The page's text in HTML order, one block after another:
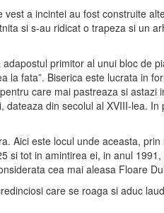
a incintei au fost construite
si s-au ridicat o trapeza si un
primitor al unui bloc de
la fata”. Biserica este lucrata in
care mai pastreaza si astazi
din secolul al XVIII-lea.
Aici este locul unde aceasta,
tot in amintirea ei, in anul
cea mai aleasa Floare
care se roaga si aduc